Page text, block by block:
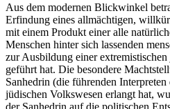
Aus dem modernen Blickwinkel
Erfindung eines allmächtigen,
mit einem Produkt einer alle
Menschen hinter sich lassenden
zur Ausbildung einer
geführt hat. Die besondere
Sanhedrin (die führenden
jüdischen Volkswesen erlangt hat,
der Sanhedrin auf die politischen